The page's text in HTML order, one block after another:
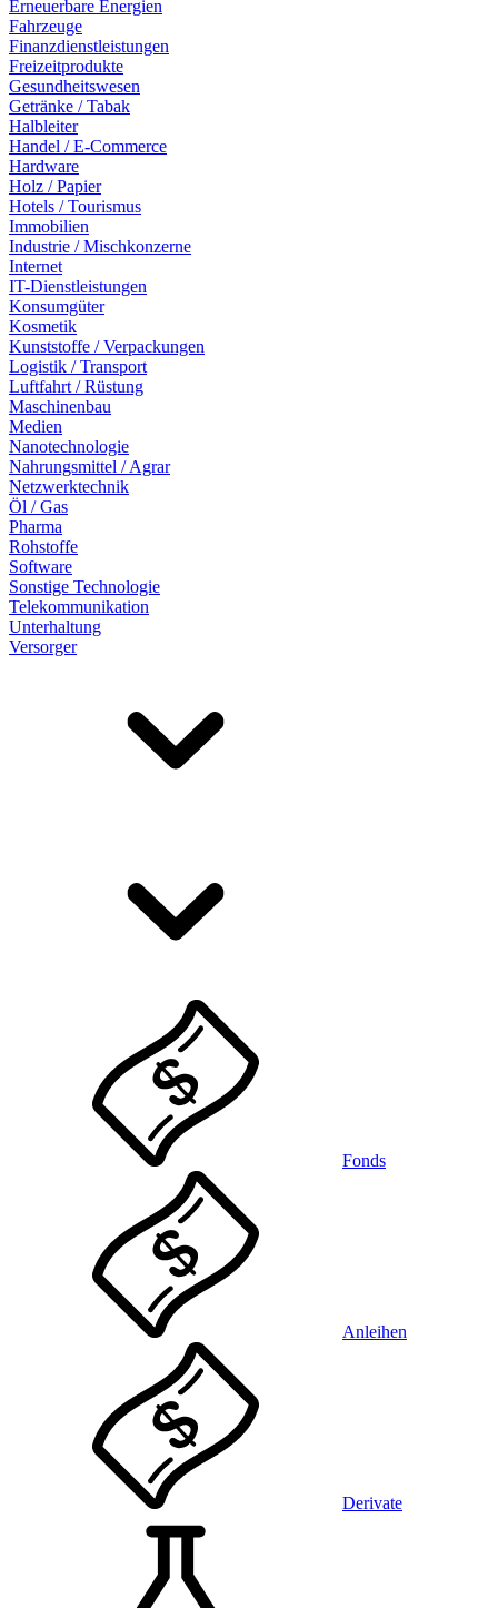
Erneuerbare Energien
Fahrzeuge
Finanzdienstleistungen
Freizeitprodukte
Gesundheitswesen
Getränke / Tabak
Halbleiter
Handel / E-Commerce
Hardware
Holz / Papier
Hotels / Tourismus
Immobilien
Industrie / Mischkonzerne
Internet
IT-Dienstleistungen
Konsumgüter
Kosmetik
Kunststoffe / Verpackungen
Logistik / Transport
Luftfahrt / Rüstung
Maschinenbau
Medien
Nanotechnologie
Nahrungsmittel / Agrar
Netzwerktechnik
Öl / Gas
Pharma
Rohstoffe
Software
Sonstige Technologie
Telekommunikation
Unterhaltung
Versorger
Fonds
Anleihen
Derivate